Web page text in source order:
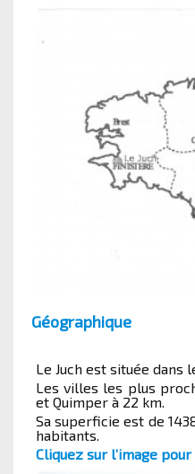
Géographique
Le Juch est située dans
Les villes les plus
et Quimper à 22 km.
Sa superficie est de
habitants.
Cliquez sur l’image pour